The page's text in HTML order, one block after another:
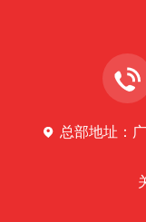
总部地址：